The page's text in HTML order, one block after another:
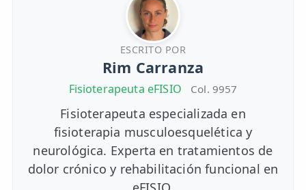
ESCRITO POR
Rim Carranza
Fisioterapeuta eFISIO Col. 9957
Fisioterapeuta especializada en
fisioterapia musculoesquelética y
neurológica. Experta en tratamientos de
dolor crónico y rehabilitación funcional en